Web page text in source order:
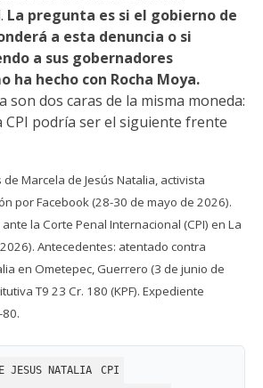
La pregunta es si el gobierno de
a esta denuncia o si
a sus gobernadores
ha hecho con Rocha Moya.
son dos caras de la misma moneda:
CPI podría ser el siguiente frente
Marcela de Jesús Natalia, activista
por Facebook (28-30 de mayo de 2026).
la Corte Penal Internacional (CPI) en La
Antecedentes: atentado contra
en Ometepec, Guerrero (3 de junio de
T9 23 Cr. 180 (KPF). Expediente
JESUS NATALIA CPI